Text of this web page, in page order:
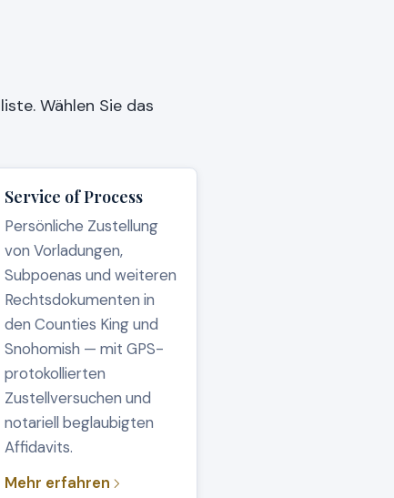
Wählen Sie das
Service of Process
Persönliche Zustellung
von Vorladungen,
Subpoenas und weiteren
Rechtsdokumenten in
den Counties King und
Snohomish — mit GPS-
protokollierten
Zustellversuchen und
notariell beglaubigten
Affidavits.
Mehr erfahren